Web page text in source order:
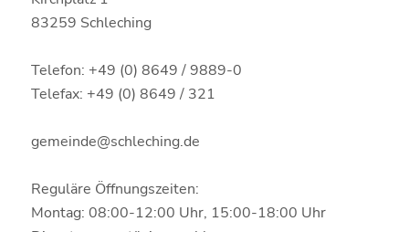
83259 Schleching
Telefon: +49 (0) 8649 / 9889-0
Telefax: +49 (0) 8649 / 321
gemeinde@schleching.de
Reguläre Öffnungszeiten:
Montag: 08:00-12:00 Uhr, 15:00-18:00 Uhr